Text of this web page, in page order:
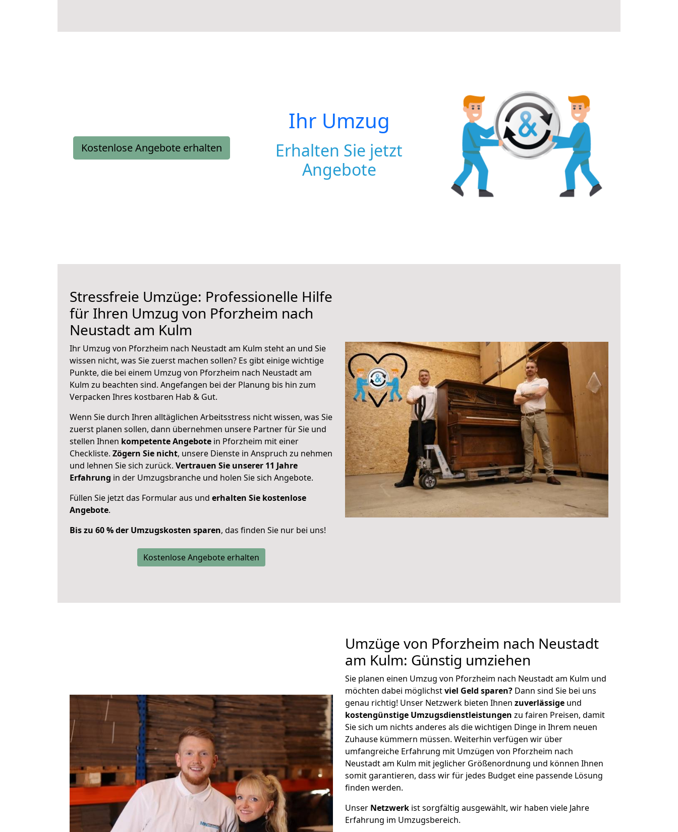
Kostenlose Angebote erhalten
Ihr Umzug
Erhalten Sie jetzt
Angebote
Stressfreie Umzüge: Professionelle Hilfe
für Ihren Umzug von Pforzheim nach
Neustadt am Kulm
Ihr Umzug von Pforzheim nach Neustadt am Kulm steht an und Sie
wissen nicht, was Sie zuerst machen sollen? Es gibt einige wichtige
Punkte, die bei einem Umzug von Pforzheim nach Neustadt am
Kulm zu beachten sind. Angefangen bei der Planung bis hin zum
Verpacken Ihres kostbaren Hab & Gut.
Wenn Sie durch Ihren alltäglichen Arbeitsstress nicht wissen, was Sie
zuerst planen sollen, dann übernehmen unsere Partner für Sie und
stellen Ihnen kompetente Angebote in Pforzheim mit einer
Checkliste. Zögern Sie nicht, unsere Dienste in Anspruch zu nehmen
und lehnen Sie sich zurück. Vertrauen Sie unserer 11 Jahre
Erfahrung in der Umzugsbranche und holen Sie sich Angebote.
Füllen Sie jetzt das Formular aus und erhalten Sie kostenlose
Angebote.
Bis zu 60 % der Umzugskosten sparen, das finden Sie nur bei uns!
Kostenlose Angebote erhalten
Umzüge von Pforzheim nach Neustadt
am Kulm: Günstig umziehen
Sie planen einen Umzug von Pforzheim nach Neustadt am Kulm und
möchten dabei möglichstviel Geld sparen? Dann sind Sie bei uns
genau richtig! Unser Netzwerk bieten Ihnen zuverlässige und
kostengünstige Umzugsdienstleistungen zu fairen Preisen, damit
Sie sich um nichts anderes als die wichtigen Dinge in Ihrem neuen
Zuhause kümmern müssen. Weiterhin verfügen wir über
umfangreiche Erfahrung mit Umzügen von Pforzheim nach
Neustadt am Kulm mit jeglicher Größenordnung und können Ihnen
somit garantieren, dass wir für jedes Budget eine passende Lösung
finden werden.
Unser Netzwerk ist sorgfältig ausgewählt, wir haben viele Jahre
Erfahrung im Umzugsbereich.